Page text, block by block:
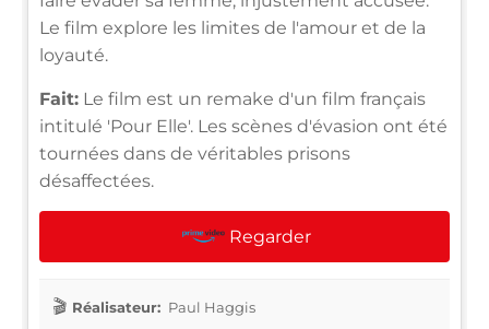
Le film explore les limites de l'amour et de la
loyauté.
Fait: Le film est un remake d'un film français
intitulé 'Pour Elle'. Les scènes d'évasion ont été
tournées dans de véritables prisons
désaffectées.
Regarder
Réalisateur: Paul Haggis